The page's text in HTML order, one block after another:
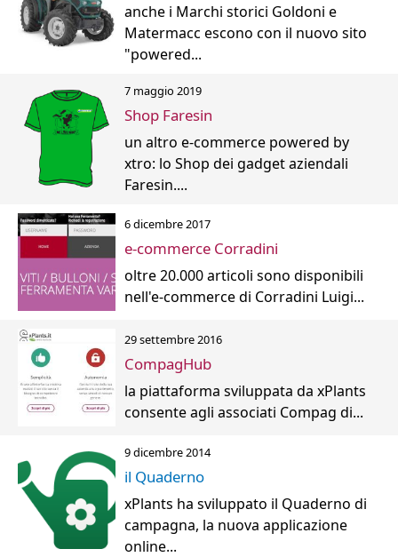
anche i Marchi storici Goldoni e
Matermacc escono con il nuovo sito
"powered...
7 maggio 2019
Shop Faresin
un altro e-commerce powered by
xtro: lo Shop dei gadget aziendali
Faresin....
6 dicembre 2017
e-commerce Corradini
oltre 20.000 articoli sono disponibili
nell'e-commerce di Corradini Luigi...
29 settembre 2016
CompagHub
la piattaforma sviluppata da xPlants
consente agli associati Compag di...
9 dicembre 2014
il Quaderno
xPlants ha sviluppato il Quaderno di
campagna, la nuova applicazione
online...